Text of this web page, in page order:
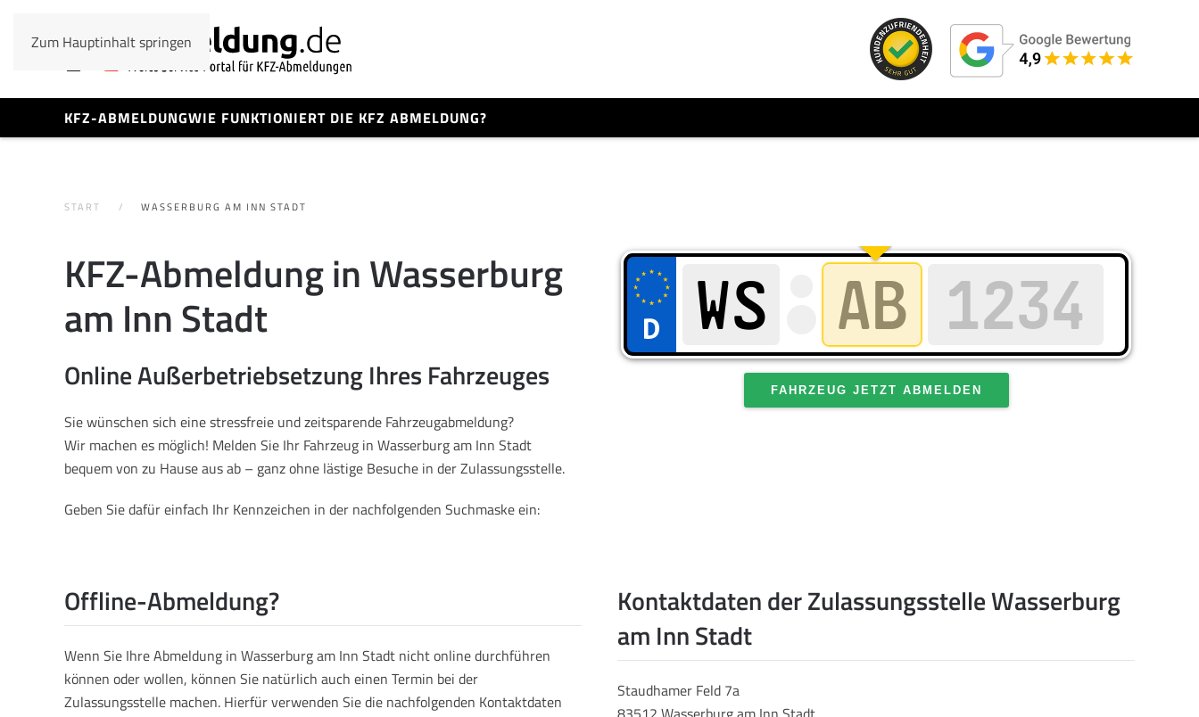
Zum Hauptinhalt springen
KFZ-ABMELDUNGWIE FUNKTIONIERT DIE KFZ ABMELDUNG?
START WASSERBURG AM INN STADT
KFZ-Abmeldung in Wasserburg
am Inn Stadt
Online Außerbetriebsetzung Ihres Fahrzeuges
Sie wünschen sich eine stressfreie und zeitsparende Fahrzeugabmeldung?
Wir machen es möglich! Melden Sie Ihr Fahrzeug in Wasserburg am Inn Stadt
bequem von zu Hause aus ab – ganz ohne lästige Besuche in der Zulassungsstelle.
Geben Sie dafür einfach Ihr Kennzeichen in der nachfolgenden Suchmaske ein:
FAHRZEUG JETZT ABMELDEN
Offline-Abmeldung?
Wenn Sie Ihre Abmeldung in Wasserburg am Inn Stadt nicht online durchführen
können oder wollen, können Sie natürlich auch einen Termin bei der
Zulassungsstelle machen. Hierfür verwenden Sie die nachfolgenden Kontaktdaten
Kontaktdaten der Zulassungsstelle Wasserburg
am Inn Stadt
Staudhamer Feld 7a